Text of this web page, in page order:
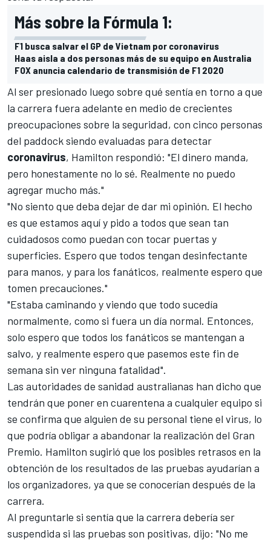
Más sobre la Fórmula 1:
F1 busca salvar el GP de Vietnam por coronavirus
Haas aisla a dos personas más de su equipo en Australia
FOX anuncia calendario de transmisión de F1 2020
Al ser presionado luego sobre qué sentía en torno a que
la carrera fuera adelante en medio de crecientes
preocupaciones sobre la seguridad, con cinco personas
del paddock siendo evaluadas para detectar
coronavirus, Hamilton respondió: "El dinero manda,
pero honestamente no lo sé. Realmente no puedo
agregar mucho más."
"No siento que deba dejar de dar mi opinión. El hecho
es que estamos aquí y pido a todos que sean tan
cuidadosos como puedan con tocar puertas y
superficies. Espero que todos tengan desinfectante
para manos, y para los fanáticos, realmente espero que
tomen precauciones."
"Estaba caminando y viendo que todo sucedía
normalmente, como si fuera un día normal. Entonces,
solo espero que todos los fanáticos se mantengan a
salvo, y realmente espero que pasemos este fin de
semana sin ver ninguna fatalidad".
Las autoridades de sanidad australianas han dicho que
tendrán que poner en cuarentena a cualquier equipo si
se confirma que alguien de su personal tiene el virus, lo
que podría obligar a abandonar la realización del Gran
Premio. Hamilton sugirió que los posibles retrasos en la
obtención de los resultados de las pruebas ayudarían a
los organizadores, ya que se conocerían después de la
carrera.
Al preguntarle si sentía que la carrera debería ser
suspendida si las pruebas son positivas, dijo: "No me